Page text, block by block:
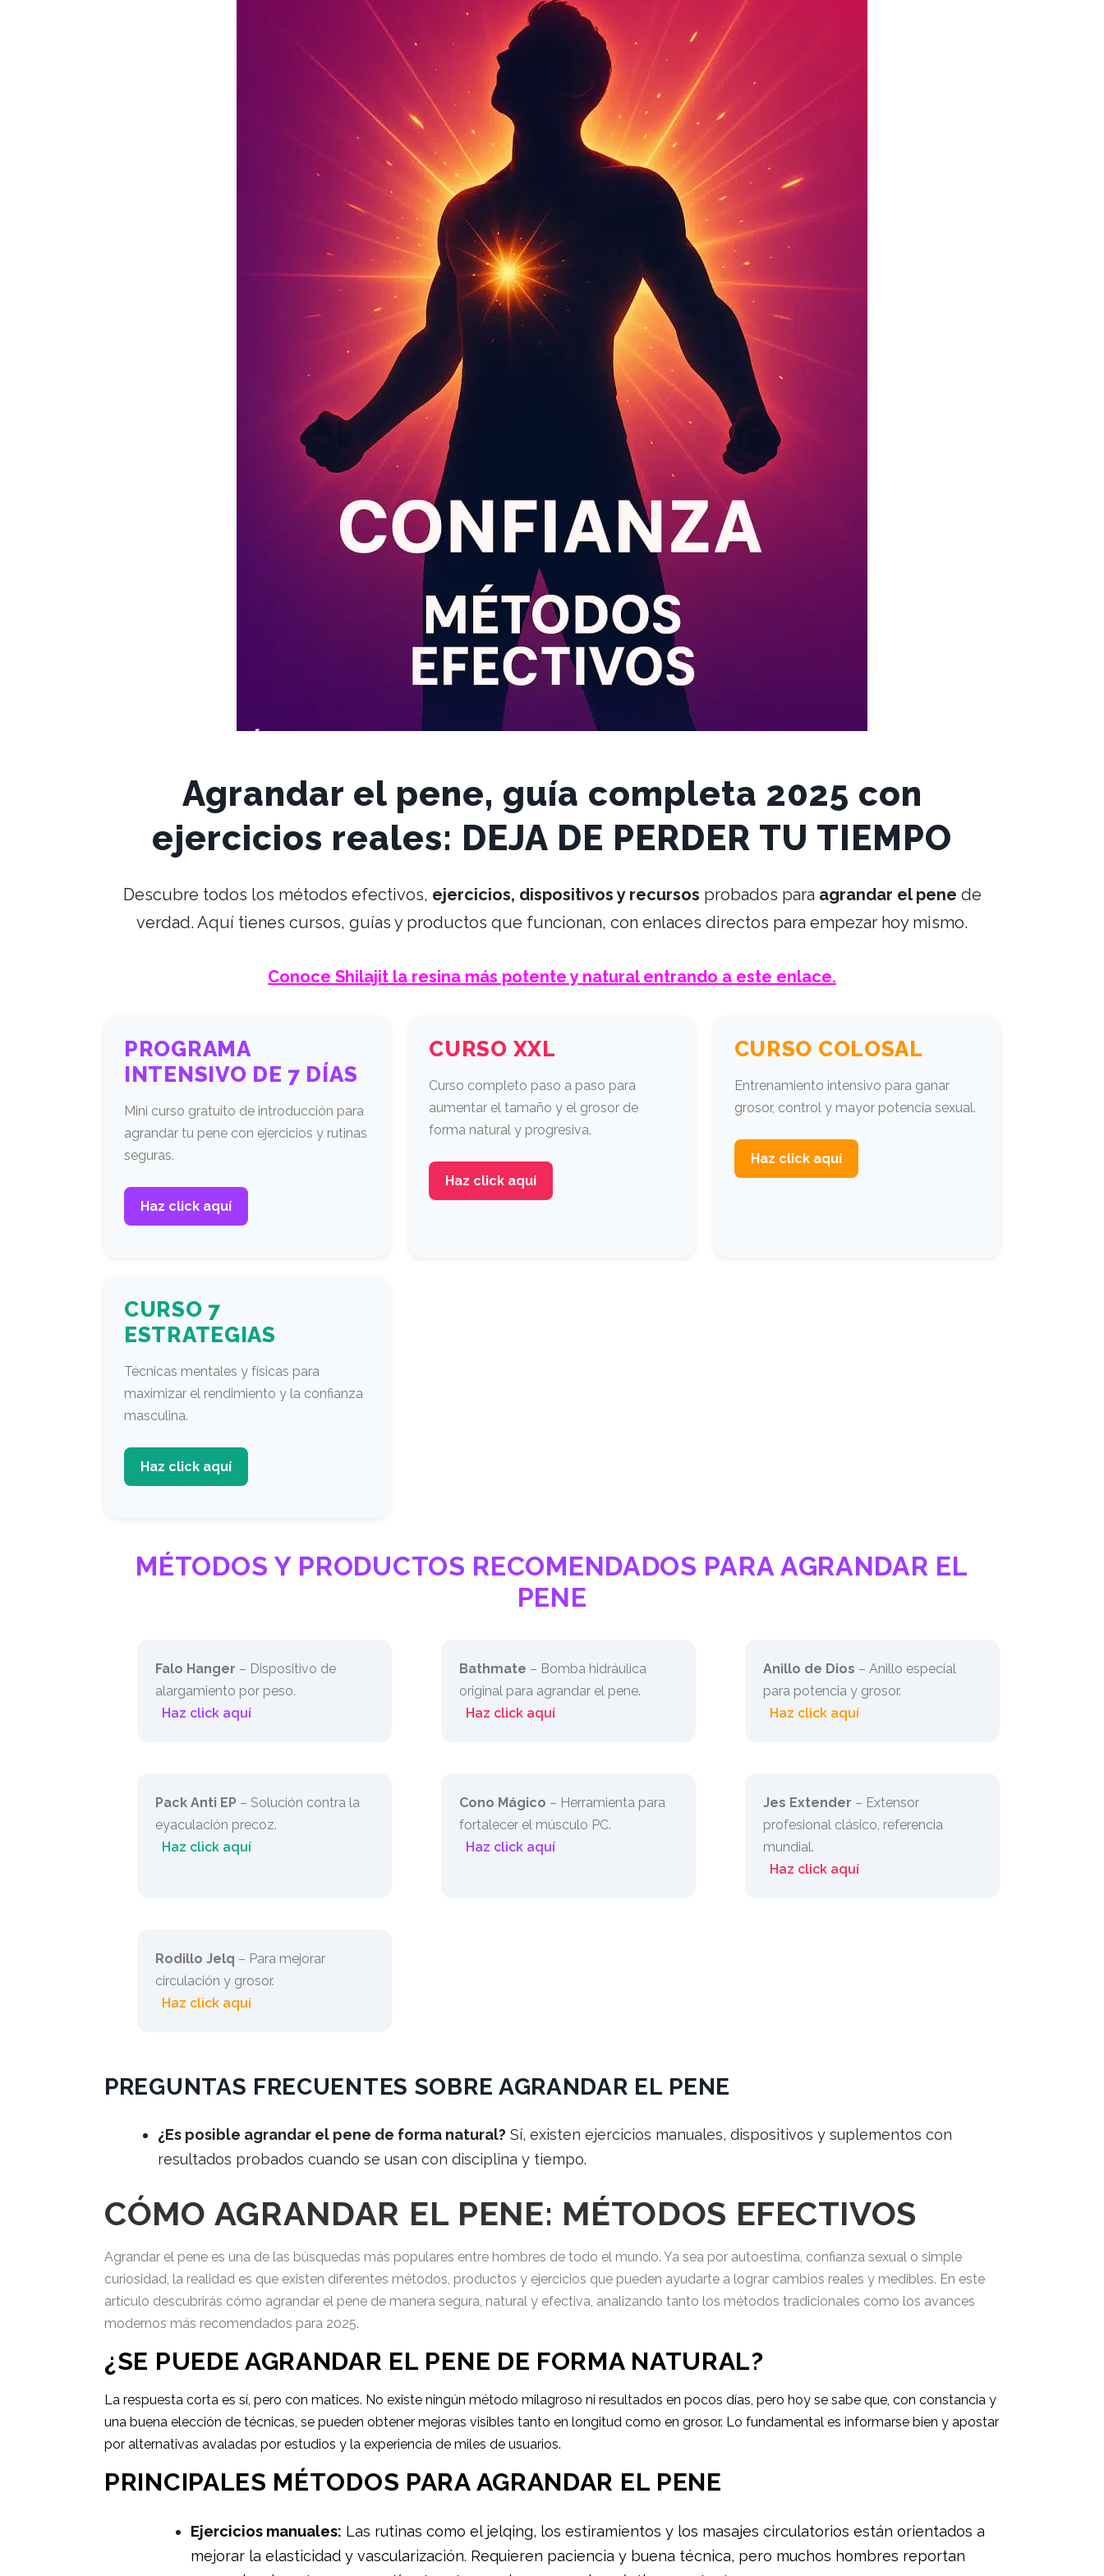
Agrandar el pene, guía completa 2025 con
ejercicios reales: DEJA DE PERDER TU TIEMPO
Descubre todos los métodos efectivos, ejercicios, dispositivos y recursos probados para agrandar el pene de
verdad. Aquí tienes cursos, guías y productos que funcionan, con enlaces directos para empezar hoy mismo.
Conoce Shilajit la resina más potente y natural entrando a este enlace.
PROGRAMA
INTENSIVO DE 7 DÍAS
Mini curso gratuito de introducción para
agrandar tu pene con ejercicios y rutinas
seguras.
Haz click aquí
CURSO XXL
Curso completo paso a paso para
aumentar el tamaño y el grosor de
forma natural y progresiva.
Haz click aquí
CURSO COLOSAL
Entrenamiento intensivo para ganar
grosor, control y mayor potencia sexual.
Haz click aquí
CURSO 7
ESTRATEGIAS
Técnicas mentales y físicas para
maximizar el rendimiento y la confianza
masculina.
Haz click aquí
MÉTODOS Y PRODUCTOS RECOMENDADOS PARA AGRANDAR EL
PENE
Falo Hanger – Dispositivo de
alargamiento por peso.
Haz click aquí
Bathmate – Bomba hidráulica
original para agrandar el pene.
Haz click aquí
Anillo de Dios – Anillo especial
para potencia y grosor.
Haz click aquí
Pack Anti EP – Solución contra la
eyaculación precoz.
Haz click aquí
Cono Mágico – Herramienta para
fortalecer el músculo PC.
Haz click aquí
Jes Extender – Extensor
profesional clásico, referencia
mundial.
Haz click aquí
Rodillo Jelq – Para mejorar
circulación y grosor.
Haz click aquí
PREGUNTAS FRECUENTES SOBRE AGRANDAR EL PENE
¿Es posible agrandar el pene de forma natural? Sí, existen ejercicios manuales, dispositivos y suplementos con
resultados probados cuando se usan con disciplina y tiempo.
CÓMO AGRANDAR EL PENE: MÉTODOS EFECTIVOS
Agrandar el pene es una de las búsquedas más populares entre hombres de todo el mundo. Ya sea por autoestima, confianza sexual o simple
curiosidad, la realidad es que existen diferentes métodos, productos y ejercicios que pueden ayudarte a lograr cambios reales y medibles. En este
artículo descubrirás cómo agrandar el pene de manera segura, natural y efectiva, analizando tanto los métodos tradicionales como los avances
modernos más recomendados para 2025.
¿SE PUEDE AGRANDAR EL PENE DE FORMA NATURAL?
La respuesta corta es sí, pero con matices. No existe ningún método milagroso ni resultados en pocos días, pero hoy se sabe que, con constancia y
una buena elección de técnicas, se pueden obtener mejoras visibles tanto en longitud como en grosor. Lo fundamental es informarse bien y apostar
por alternativas avaladas por estudios y la experiencia de miles de usuarios.
PRINCIPALES MÉTODOS PARA AGRANDAR EL PENE
Ejercicios manuales: Las rutinas como el jelqing, los estiramientos y los masajes circulatorios están orientados a
mejorar la elasticidad y vascularización. Requieren paciencia y buena técnica, pero muchos hombres reportan